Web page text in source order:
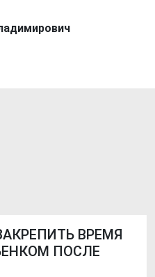
ВРЕМЯ
ПОСЛЕ